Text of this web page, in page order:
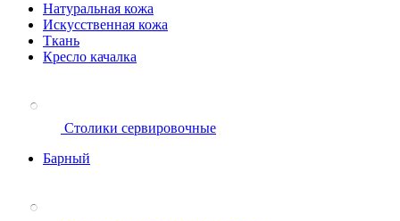
Натуральная кожа
Искусственная кожа
Ткань
Кресло качалка
Столики сервировочные
Барный